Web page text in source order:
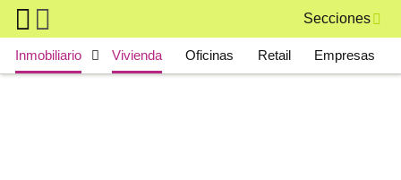
Skip to main content
Secciones
Main navigation
Inmobiliario Vivienda Oficinas Retail Empresas